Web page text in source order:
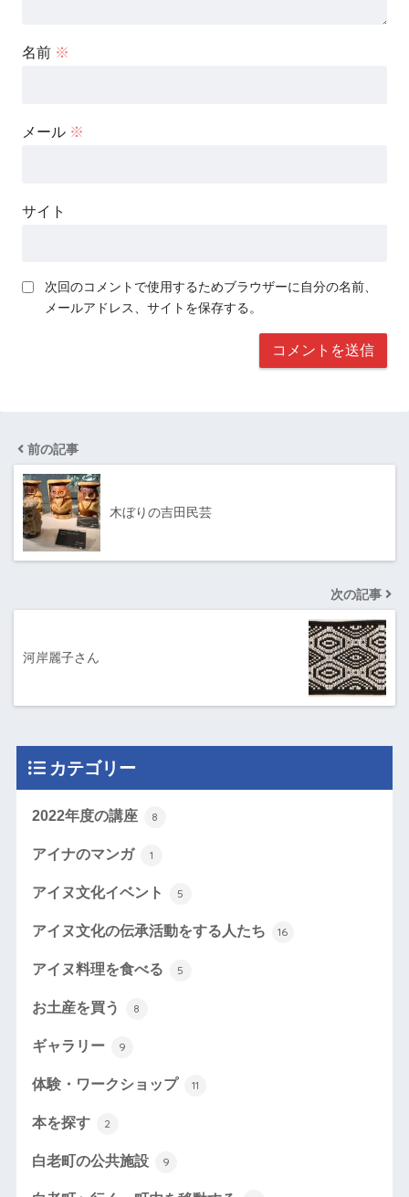
名前 ※
メール ※
サイト
次回のコメントで使用するためブラウザーに自分の名前、
メールアドレス、サイトを保存する。
前の記事
木ぼりの吉田民芸
次の記事
河岸麗子さん
カテゴリー
2022年度の講座 8
アイナのマンガ 1
アイヌ文化イベント 5
アイヌ文化の伝承活動をする人たち 16
アイヌ料理を食べる 5
お土産を買う 8
ギャラリー 9
体験・ワークショップ 11
本を探す 2
白老町の公共施設 9